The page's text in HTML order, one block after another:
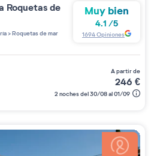
Roquetas de
>Roquetas de mar
Muy bien
4.1 /5
1694Opiniones
a partir de
246 €
2 noches del 30/08 al 01/09